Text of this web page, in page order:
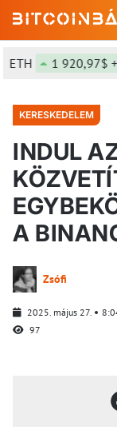
1 920,97$
KERESKEDELEM
INDUL
A
Zsófi
2025. május 27.
97